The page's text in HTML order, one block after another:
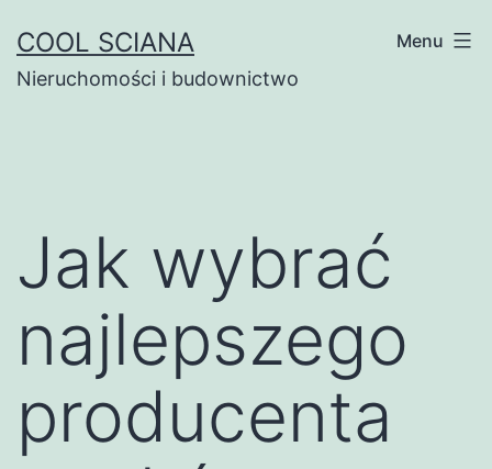
do
treści
COOL SCIANA
Nieruchomości i budownictwo
Menu
Jak wybrać
najlepszego
producenta